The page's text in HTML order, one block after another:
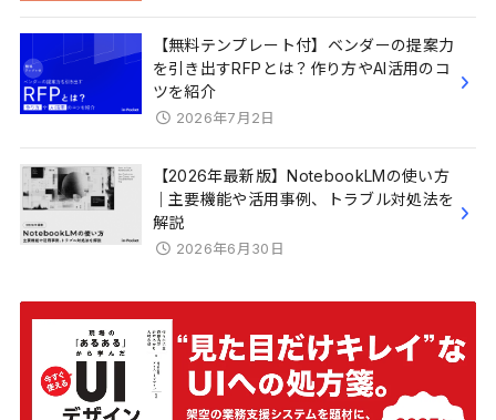
【無料テンプレート付】ベンダーの提案力
を引き出すRFPとは？作り方やAI活用のコ
ツを紹介
2026年7月2日
【2026年最新版】NotebookLMの使い方
｜主要機能や活用事例、トラブル対処法を
解説
2026年6月30日